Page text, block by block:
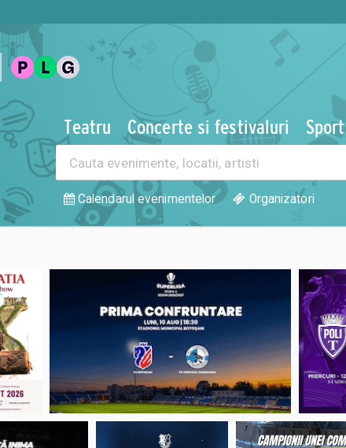
Teatru Concerte si festivaluri Sport
Cauta
evenimente,
artisti
Calendarul evenimentelor Organizatori